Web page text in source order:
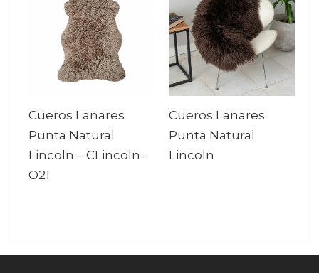
Cueros Lanares
Punta Natural
Lincoln –CLincoln-
O21
Cueros Lanares
Punta Natural
Lincoln